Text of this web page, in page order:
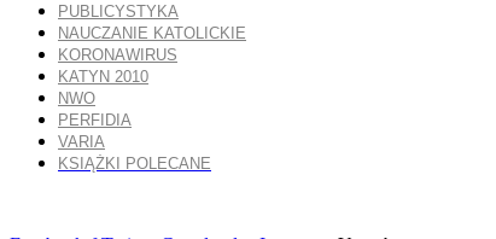
PUBLICYSTYKA
NAUCZANIE KATOLICKIE
KORONAWIRUS
KATYN 2010
NWO
PERFIDIA
VARIA
KSIĄŻKI POLECANE